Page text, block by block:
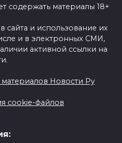
содержать материалы 18+
сайта и использование их
и в электронных СМИ,
активной ссылки на
Новости Ру
cookie-файлов